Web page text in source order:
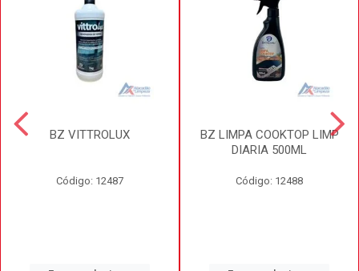
BZ VITTROLUX
Código: 12487
BZ LIMPA COOKTOP LIMP
DIARIA 500ML
Código: 12488